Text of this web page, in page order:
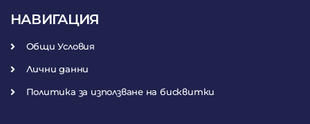
НАВИГАЦИЯ
Общи Условия
Лични данни
Политика за използване на бисквитки